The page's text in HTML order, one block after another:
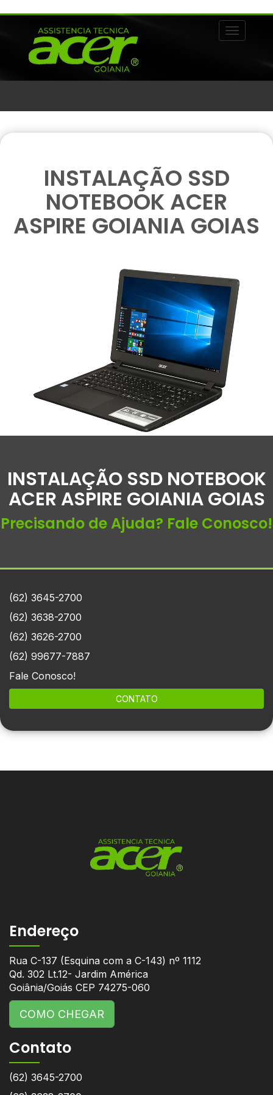
Alternar
INSTALAÇÃO SSD
NOTEBOOK ACER
ASPIRE GOIANIA GOIAS
INSTALAÇÃO SSD NOTEBOOK
ACER ASPIRE GOIANIA GOIAS
Precisando de Ajuda? Fale Conosco!
(62) 3645-2700
(62) 3638-2700
(62) 3626-2700
(62) 99677-7887
Fale Conosco!
CONTATO
Endereço
Rua C-137 (Esquina com a C-143) nº 1112
Qd. 302 Lt.12- Jardim América
Goiânia/Goiás CEP 74275-060
COMO CHEGAR
Contato
(62) 3645-2700